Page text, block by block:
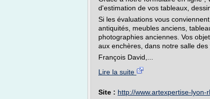
d'estimation de vos tableaux,
Si les évaluations vous
antiquités, meubles anciens,
photographies anciennes. Vos
aux enchères, dans notre salle
François David,...
Lire la suite
Site : http://www.artexpertise-lyon-